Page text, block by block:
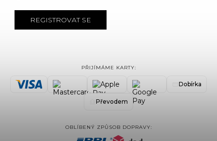
REGISTROVAT SE
PŘIJÍMÁME KARTY:
Dobírka
Převodem
OBLÍBENÝ ZPŮSOB DOPRAVY: